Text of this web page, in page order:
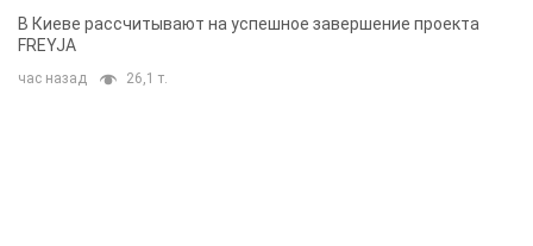
решения готовятся
В Киеве рассчитывают на успешное завершение проекта
FREYJA
час назад 26,1 т.